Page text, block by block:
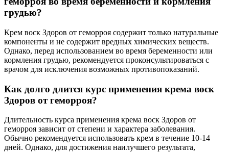
грудью?
Крем воск Здоров от геморроя содержит только натуральные
компоненты и не содержит вредных химических веществ.
Однако, перед использованием во время беременности или
кормления грудью, рекомендуется проконсультироваться с
врачом для исключения возможных противопоказаний.
Как долго длится курс применения крема воск
Здоров от геморроя?
Длительность курса применения крема воск Здоров от
геморроя зависит от степени и характера заболевания.
Обычно рекомендуется использовать крем в течение 10-14
дней. Однако, для достижения наилучшего результата,